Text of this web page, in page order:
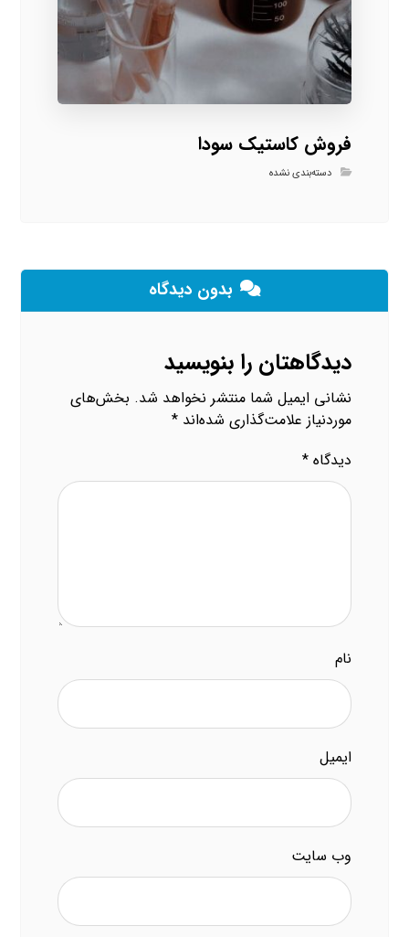
فروش کاستیک سودا
دسته‌بندی نشده
بدون دیدگاه
دیدگاهتان را بنویسید
نشانی ایمیل شما منتشر نخواهد شد. بخش‌های
موردنیاز علامت‌گذاری شده‌اند*
دیدگاه*
نام
ایمیل
وب‌ سایت